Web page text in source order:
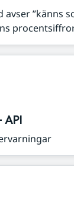
”känns
API